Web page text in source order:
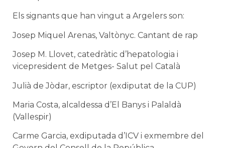
Els signants que han vingut a Argelers son:
Josep Miquel Arenas, Valtònyc. Cantant de rap
Josep M. Llovet, catedràtic d’hepatologia i
vicepresident de Metges- Salut pel Català
Julià de Jòdar, escriptor (exdiputat de la CUP)
Maria Costa, alcaldessa d’El Banys i Palaldà
(Vallespir)
Carme Garcia, exdiputada d’ICV i exmembre del